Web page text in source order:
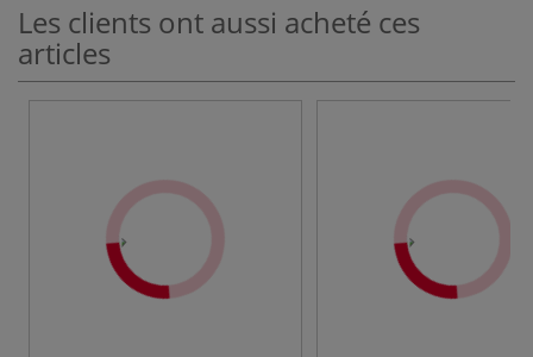
Les clients ont aussi acheté ces
articles